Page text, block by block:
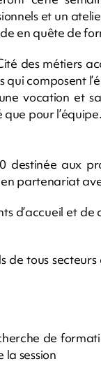
et un
en quête de
des métiers
composent
vocation et
pour l’équipe.
destinée aux
partenariat
d’accueil et de
tous secteurs
de
session